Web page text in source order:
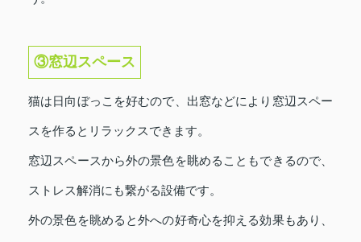
③窓辺スペース
猫は日向ぼっこを好むので、出窓などにより窓辺スペー
スを作るとリラックスできます。
窓辺スペースから外の景色を眺めることもできるので、
ストレス解消にも繋がる設備です。
外の景色を眺めると外への好奇心を抑える効果もあり、